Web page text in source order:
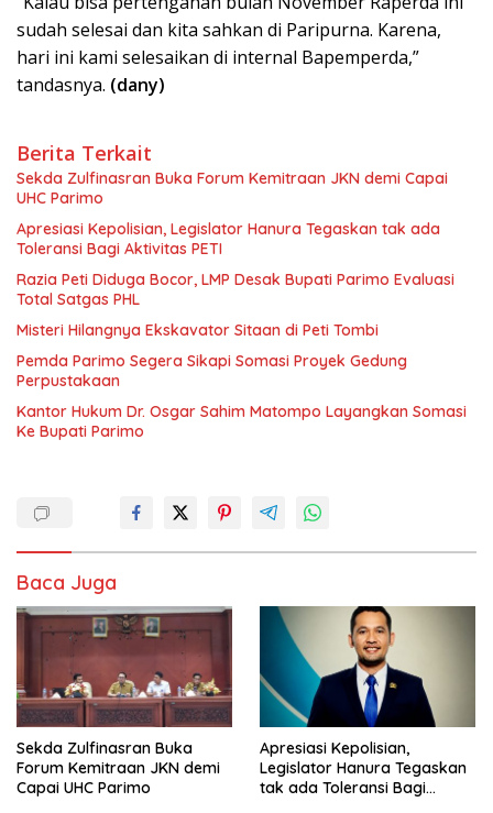
sudah selesai dan kita sahkan di Paripurna. Karena,
hari ini kami selesaikan di internal Bapemperda,”
tandasnya. (dany)
Berita Terkait
Sekda Zulfinasran Buka Forum Kemitraan JKN demi Capai
UHC Parimo
Apresiasi Kepolisian, Legislator Hanura Tegaskan tak ada
Toleransi Bagi Aktivitas PETI
Razia Peti Diduga Bocor, LMP Desak Bupati Parimo Evaluasi
Total Satgas PHL
Misteri Hilangnya Ekskavator Sitaan di Peti Tombi
Pemda Parimo Segera Sikapi Somasi Proyek Gedung
Perpustakaan
Kantor Hukum Dr. Osgar Sahim Matompo Layangkan Somasi
Ke Bupati Parimo
Baca Juga
Sekda Zulfinasran Buka
Forum Kemitraan JKN demi
Capai UHC Parimo
Apresiasi Kepolisian,
Legislator Hanura Tegaskan
tak ada Toleransi Bagi